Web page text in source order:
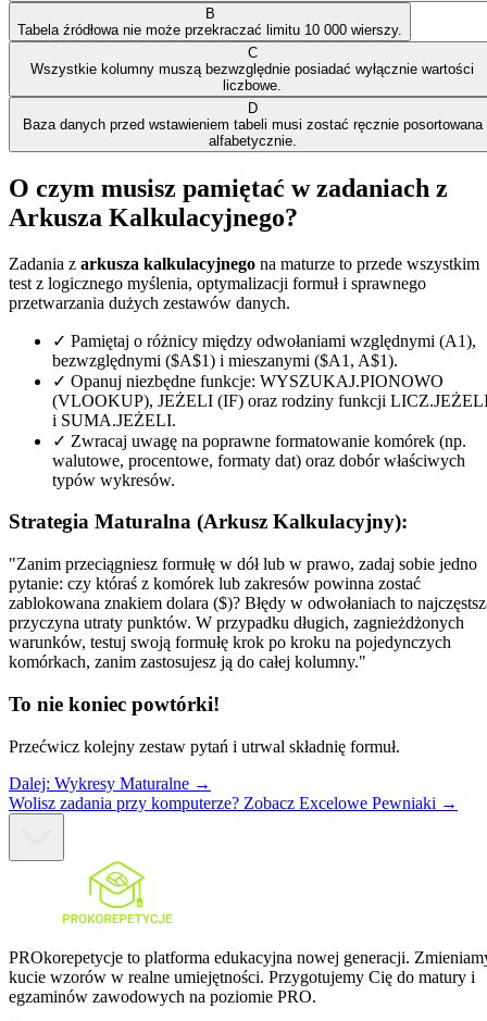
B
Tabela źródłowa nie może przekraczać limitu 10 000 wierszy.
C
Wszystkie kolumny muszą bezwzględnie posiadać wyłącznie wartości
liczbowe.
D
Baza danych przed wstawieniem tabeli musi zostać ręcznie posortowana
alfabetycznie.
O czym musisz pamiętać w zadaniach z
Arkusza Kalkulacyjnego?
Zadania z arkusza kalkulacyjnego na maturze to przede wszystkim
test z logicznego myślenia, optymalizacji formuł i sprawnego
przetwarzania dużych zestawów danych.
✓ Pamiętaj o różnicy między odwołaniami względnymi (A1),
bezwzględnymi ($A$1) i mieszanymi ($A1, A$1).
✓ Opanuj niezbędne funkcje: WYSZUKAJ.PIONOWO
(VLOOKUP), JEŻELI (IF) oraz rodziny funkcji
i SUMA.JEŻELI.
✓ Zwracaj uwagę na poprawne formatowanie komórek (np.
walutowe, procentowe, formaty dat) oraz dobór właściwych
typów wykresów.
Strategia Maturalna (Arkusz Kalkulacyjny):
"Zanim przeciągniesz formułę w dół lub w prawo, zadaj sobie jedno
pytanie: czy któraś z komórek lub zakresów powinna zostać
zablokowana znakiem dolara ($)? Błędy w odwołaniach to
przyczyna utraty punktów. W przypadku długich, zagnieżdżonych
warunków, testuj swoją formułę krok po kroku na pojedynczych
komórkach, zanim zastosujesz ją do całej kolumny."
To nie koniec powtórki!
Przećwicz kolejny zestaw pytań i utrwal składnię formuł.
Dalej: Wykresy Maturalne →
Wolisz zadania przy komputerze? Zobacz Excelowe Pewniaki →
PROkorepetycje to platforma edukacyjna nowej generacji.
kucie wzorów w realne umiejętności. Przygotujemy Cię do matury i
egzaminów zawodowych na poziomie PRO.